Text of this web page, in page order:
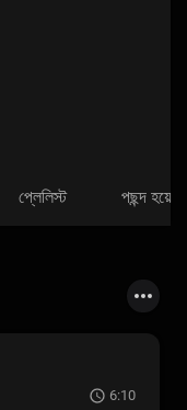
প্লেলিস্ট পছন্দ হয়েছে
6:10